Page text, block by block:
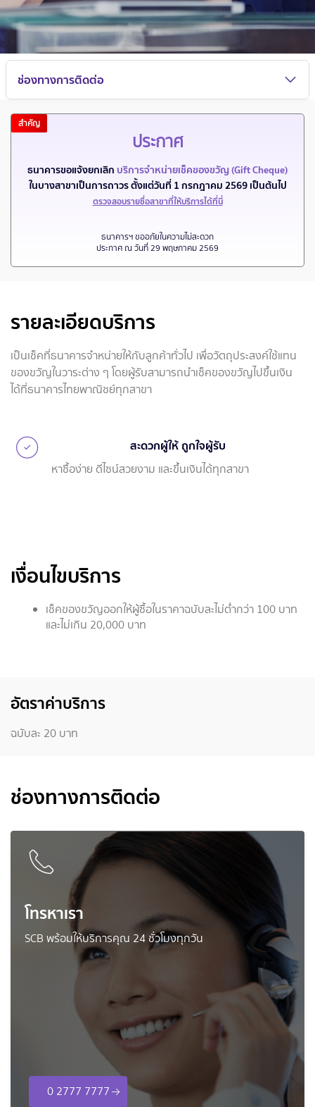
ช่องทางการติดต่อ
สำคัญ
ประกาศ
ธนาคารขอแจ้งยกเลิก บริการจำหน่ายเช็คของขวัญ (Gift Cheque)
ในบางสาขาเป็นการถาวร ตั้งแต่วันที่ 1 กรกฎาคม 2569 เป็นต้นไป
ตรวจสอบรายชื่อสาขาที่ให้บริการได้ที่นี่
ธนาคารฯ ขออภัยในความไม่สะดวก
ประกาศ ณ วันที่ 29 พฤษภาคม 2569
รายละเอียดบริการ
เป็นเช็คที่ธนาคารจำหน่ายให้กับลูกค้าทั่วไป เพื่อวัตถุประสงค์ใช้แทน
ของขวัญในวาระต่าง ๆ โดยผู้รับสามารถนำเช็คของขวัญไปขึ้นเงิน
ได้ที่ธนาคารไทยพาณิชย์ทุกสาขา
สะดวกผู้ให้ ถูกใจผู้รับ
หาซื้อง่าย ดีไซน์สวยงาม และขึ้นเงินได้ทุกสาขา
เงื่อนไขบริการ
เช็คของขวัญออกให้ผู้ซื้อในราคาฉบับละไม่ต่ำกว่า 100 บาท
และไม่เกิน 20,000 บาท
อัตราค่าบริการ
ฉบับละ 20 บาท
ช่องทางการติดต่อ
โทรหาเรา
SCB พร้อมให้บริการคุณ 24 ชั่วโมงทุกวัน
0 2777 7777